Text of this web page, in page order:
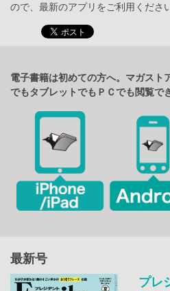
ので、最新のアプリをご利用ください
電子書籍は初めての方へ。マガスト
でもタブレットでもＰＣでも閲覧で
最新号
プレ